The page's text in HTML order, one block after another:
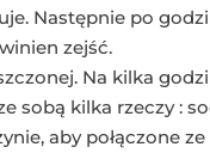
Następnie po
zejść.
Na kilka
sobą kilka rzeczy :
aby połączone